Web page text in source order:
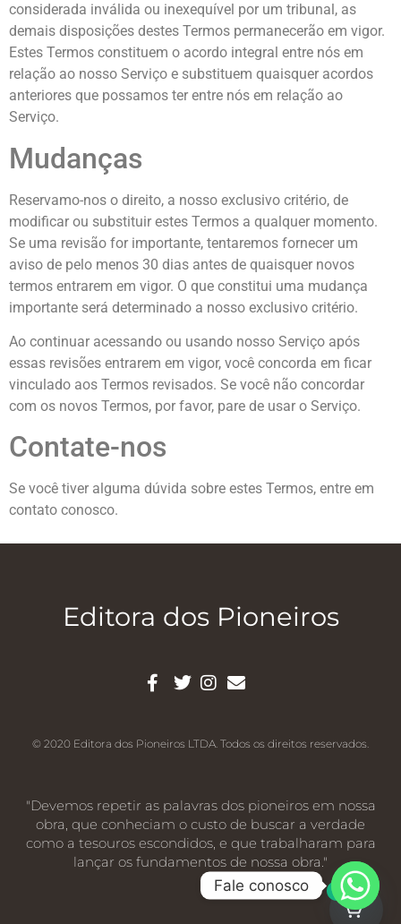
considerada inválida ou inexequível por um tribunal, as
demais disposições destes Termos permanecerão em vigor.
Estes Termos constituem o acordo integral entre nós em
relação ao nosso Serviço e substituem quaisquer acordos
anteriores que possamos ter entre nós em relação ao
Serviço.
Mudanças
Reservamo-nos o direito, a nosso exclusivo critério, de
modificar ou substituir estes Termos a qualquer momento.
Se uma revisão for importante, tentaremos fornecer um
aviso de pelo menos 30 dias antes de quaisquer novos
termos entrarem em vigor. O que constitui uma mudança
importante será determinado a nosso exclusivo critério.
Ao continuar acessando ou usando nosso Serviço após
essas revisões entrarem em vigor, você concorda em ficar
vinculado aos Termos revisados. Se você não concordar
com os novos Termos, por favor, pare de usar o Serviço.
Contate-nos
Se você tiver alguma dúvida sobre estes Termos, entre em
contato conosco.
Editora dos Pioneiros
© 2020 Editora dos Pioneiros LTDA. Todos os direitos reservados.
"Devemos repetir as palavras dos pioneiros em nossa
obra, que conheciam o custo de buscar a verdade
como a tesouros escondidos, e que trabalharam para
lançar os fundamentos de nossa obra."
Fale conosco